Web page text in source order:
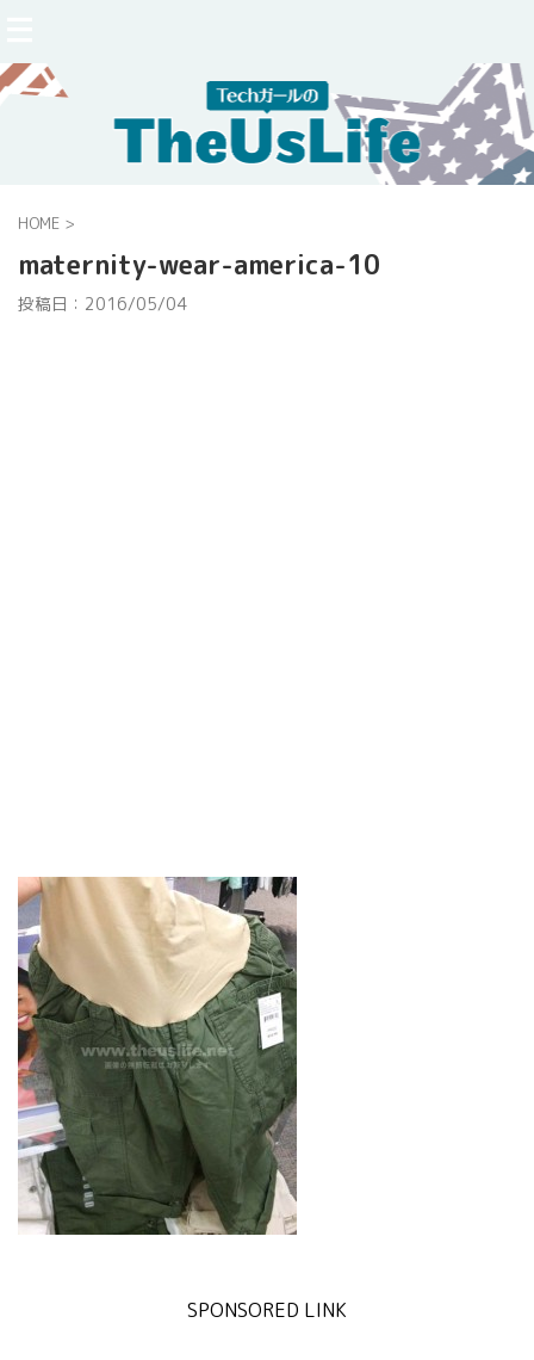
HOME >
maternity-wear-america-10
投稿日： 2016/05/04
SPONSORED LINK